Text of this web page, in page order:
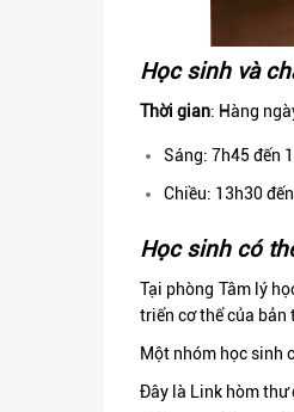
Học sinh và
Thời gian: Hàng
Sáng: 7h45 đến
Chiều: 13h30
Học sinh có
Tại phòng Tâm lý
triển cơ thể của bản
Một nhóm học sinh
Đây là Link hòm thư